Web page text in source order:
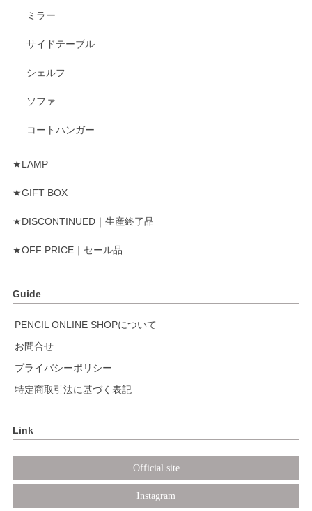
ミラー
サイドテーブル
シェルフ
ソファ
コートハンガー
★LAMP
★GIFT BOX
★DISCONTINUED｜生産終了品
★OFF PRICE｜セール品
Guide
PENCIL ONLINE SHOPについて
お問合せ
プライバシーポリシー
特定商取引法に基づく表記
Link
Official site
Instagram